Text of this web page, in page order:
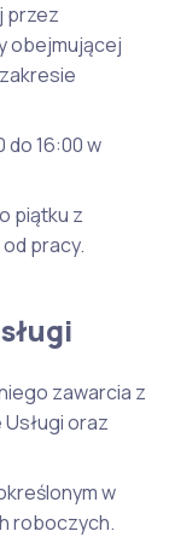
przez
obejmującej
do 16:00 w
piątku z
pracy.
zawarcia z
oraz
w
roboczych.